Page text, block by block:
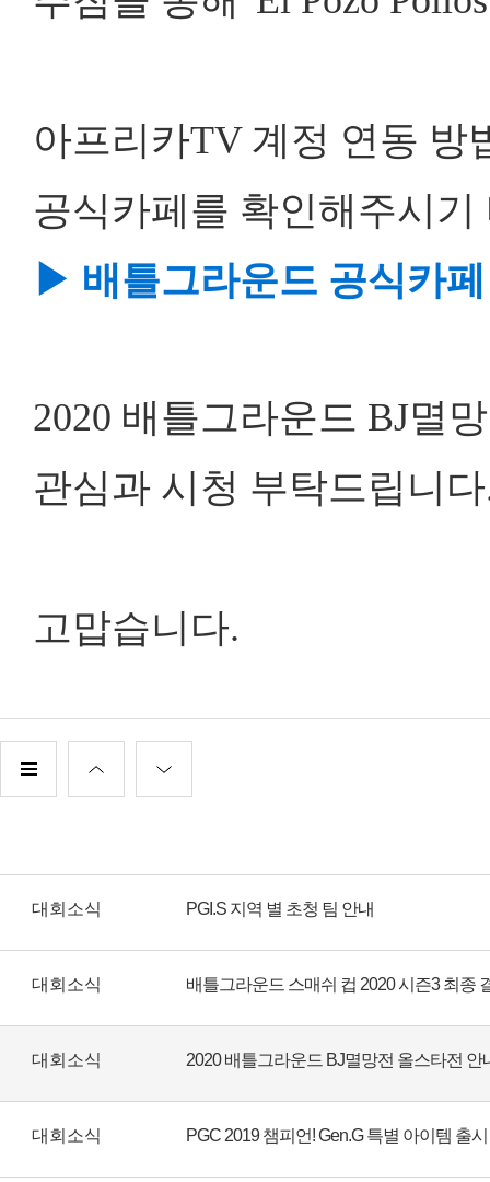
아프리카TV 계정 연동 방
공식카페를 확인해주시기
▶ 배틀그라운드 공식카
2020 배틀그라운드 BJ멸
관심과 시청 부탁드립니
고맙습니다.
대회소식 PGI.S 지역 별 초청 팀 안내
대회소식 배틀그라운드 스매쉬 컵 2020 시즌3 최종
대회소식 2020 배틀그라운드 BJ멸망전 올스타전 안
대회소식 PGC 2019 챔피언! Gen.G 특별 아이템 출